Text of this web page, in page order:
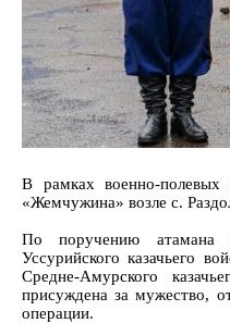
В рамках военно-полевых
«Жемчужина» возле с.
По поручению атамана
Уссурийского казачьего
Средне-Амурского
присуждена за мужество,
операции.